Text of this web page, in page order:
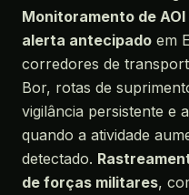
Monitoramento de
alerta antecipado em
corredores de
Bor, rotas de
vigilância persistente e
quando a atividade
detectado.
de forças militares,